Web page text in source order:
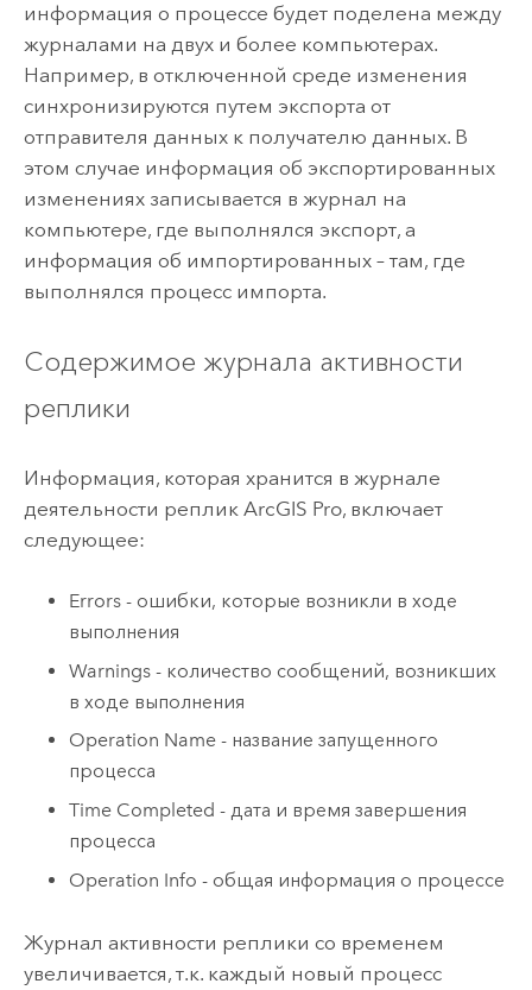
информация о процессе будет поделена между
журналами на двух и более компьютерах.
Например, в отключенной среде изменения
синхронизируются путем экспорта от
отправителя данных к получателю данных. В
этом случае информация об экспортированных
изменениях записывается в журнал на
компьютере, где выполнялся экспорт, а
информация об импортированных – там, где
выполнялся процесс импорта.
Содержимое журнала активности
реплики
Информация, которая хранится в журнале
деятельности реплик ArcGIS Pro, включает
следующее:
Errors - ошибки, которые возникли в ходе
выполнения
Warnings - количество сообщений, возникших
в ходе выполнения
Operation Name - название запущенного
процесса
Time Completed - дата и время завершения
процесса
Operation Info - общая информация о процессе
Журнал активности реплики со временем
увеличивается, т.к. каждый новый процесс